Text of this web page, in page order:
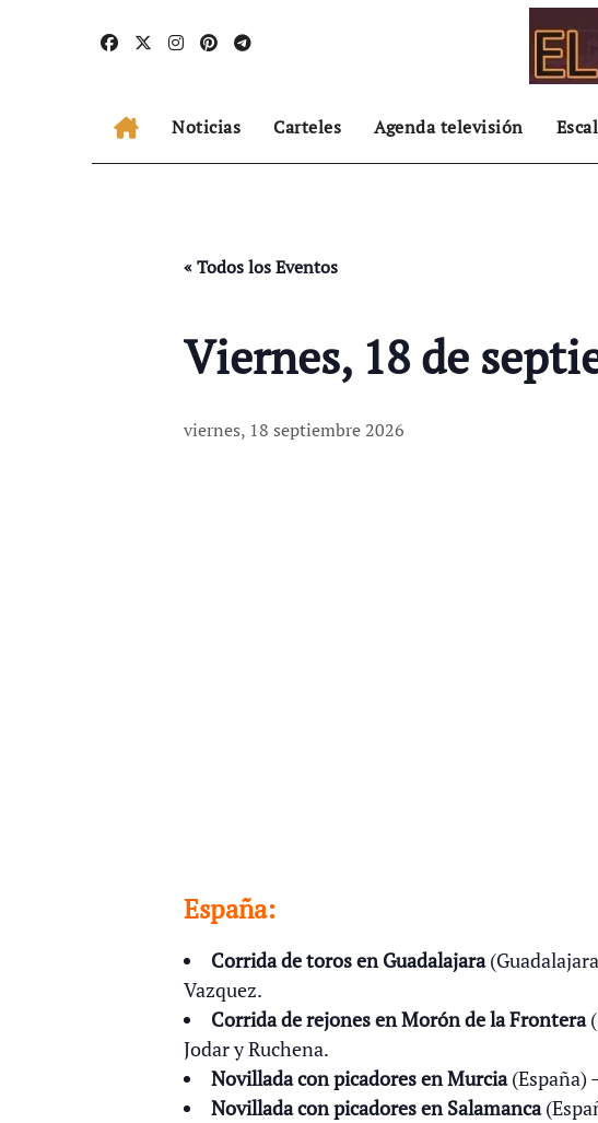
Noticias Carteles Agenda televisión
« Todos los Eventos
Viernes, 18 de
viernes, 18 septiembre 2026
España:
Corrida de toros en Guadalajara
Vazquez.
Corrida de rejones en Morón de la Frontera
Jodar y Ruchena.
Novillada con picadores en Murcia(España)
Novillada con picadores en Salamanca